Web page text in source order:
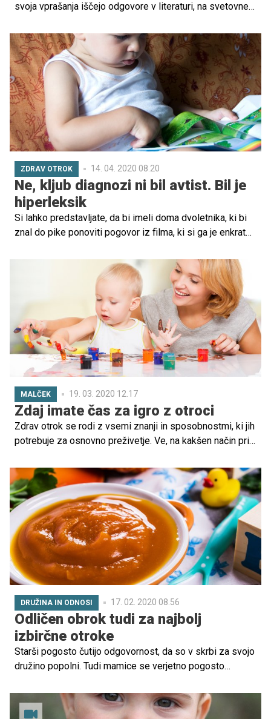
svoja vprašanja iščejo odgovore v literaturi, na svetovnem
zase. Že v zgodnjem otroštvu se morajo truditi, da bodo
odnosi med vsemi člani v družini pristni, iskreni, da bodo
določena pravila, omejitve, da bo skupen čas kakovostno
preživet. Kaj so pasti starševstva in kako se odzvati v
določenih situacijah na poti otrokovega odraščanja, smo
poklepetali z Eleno Kecman, specializantko psihoterapije
in univ. dipl. pedagoginjo.
ZDRAV OTROK 14. 04. 2020 08.20
Ne, kljub diagnozi ni bil avtist. Bil je
hiperleksik
Si lahko predstavljate, da bi imeli doma dvoletnika, ki bi
znal do pike ponoviti pogovor iz filma, ki si ga je enkrat
bi vaša triletnica brez zatikanj in napak naglas brala knjigo
z majhnimi tiskanimi črkami, čeprav je niste učili brati?
No, taki otroci so sicer redki, a vendarle obstajajo.
MALČEK 19. 03. 2020 12.17
Zdaj imate čas za igro z otroci
Zdrav otrok se rodi z vsemi znanji in sposobnostmi, ki jih
potrebuje za osnovno preživetje. Ve, na kakšen način priti
rednimi zdravniškimi pregledi od rojstva dalje
spremljamo in merimo njegovo rast, težo in fizični razvoj.
Kako pa lahko spremljamo in spodbujamo njegov
kognitivni razvoj?
DRUŽINA IN ODNOSI 17. 02. 2020 08.56
Odličen obrok tudi za najbolj
izbirčne otroke
Starši pogosto čutijo odgovornost, da so v skrbi za svojo
družino popolni. Tudi mamice se verjetno pogosto
nadaljevanju si preberite nekaj nasvetov, ki so namenjeni
prav vam.